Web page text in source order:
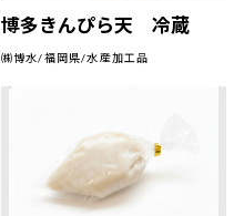
博多きんぴら天 冷蔵
㈱博水/福岡県/水産加工品